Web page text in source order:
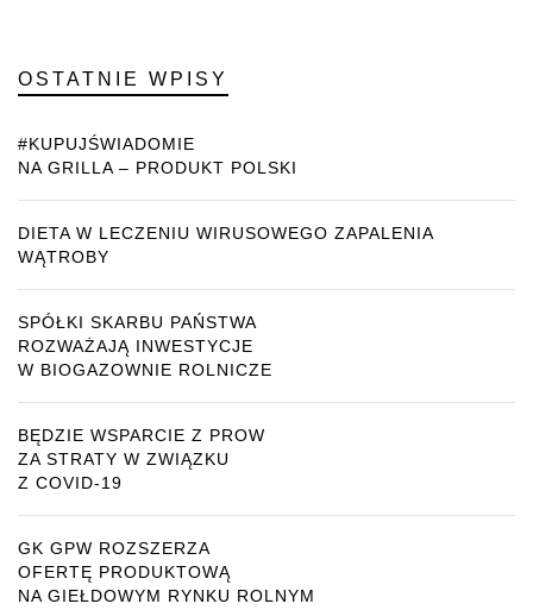
OSTATNIE WPISY
#KUPUJŚWIADOMIE
NA GRILLA – PRODUKT POLSKI
DIETA W LECZENIU WIRUSOWEGO ZAPALENIA
WĄTROBY
SPÓŁKI SKARBU PAŃSTWA
ROZWAŻAJĄ INWESTYCJE
W BIOGAZOWNIE ROLNICZE
BĘDZIE WSPARCIE Z PROW
ZA STRATY W ZWIĄZKU
Z COVID-19
GK GPW ROZSZERZA
OFERTĘ PRODUKTOWĄ
NA GIEŁDOWYM RYNKU ROLNYM